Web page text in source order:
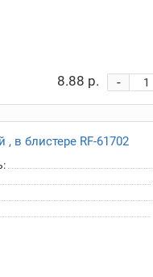
8.88 р. -
, в блистере RF-61702